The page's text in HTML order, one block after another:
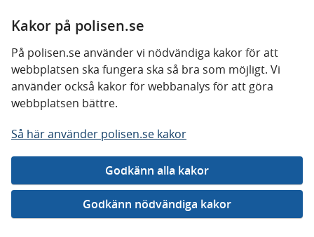
Kakor på polisen.se
På polisen.se använder vi nödvändiga kakor för att
webbplatsen ska fungera ska så bra som möjligt. Vi
använder också kakor för webbanalys för att göra
webbplatsen bättre.
Så här använder polisen.se kakor